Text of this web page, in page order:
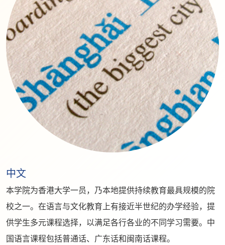
中文
本学院为香港大学一员，乃本地提供持续教育最具规模的院
校之一。在语言与文化教育上有接近半世纪的办学经验，提
供学生多元课程选择，以满足各行各业的不同学习需要。中
国语言课程包括普通话、广东话和闽南话课程。